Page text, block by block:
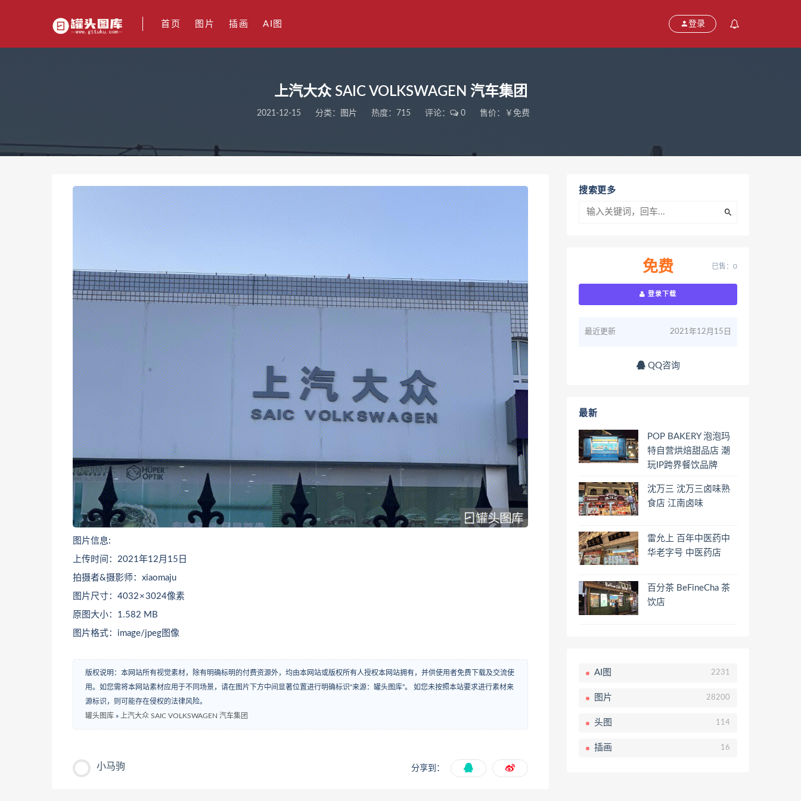
首页 图片 插画 AI图 登录
上汽大众 SAIC VOLKSWAGEN 汽车集团
2021-12-15 分类： 图片 热度：715 评论： 0 售价：￥免费
图片信息:
上传时间：2021年12月15日
拍摄者&摄影师：xiaomaju
图片尺寸：4032 × 3024像素
原图大小：1.582 MB
图片格式：image/jpeg图像
版权说明：本网站所有视觉素材，除有明确标明的付费资源外，均由本网站或版权所有人授权本网站拥有，并供使用者免费下载及交流使
用。如您需将本网站素材应用于不同场景，请在图片下方中间显著位置进行明确标识“来源：罐头图库”。 如您未按照本站要求进行素材来
源标识，则可能存在侵权的法律风险。
罐头图库 » 上汽大众 SAIC VOLKSWAGEN 汽车集团
小马驹 分享到：
搜索更多
免费 已售：0
登录下载
最近更新 2021年12月15日
QQ咨询
最新
POP BAKERY 泡泡玛
特自营烘焙甜品店 潮
玩IP跨界餐饮品牌
沈万三 沈万三卤味熟
食店 江南卤味
雷允上 百年中医药中
华老字号 中医药店
百分茶 BeFineCha 茶
饮店
AI图 2231
图片 28200
头图 114
插画 16